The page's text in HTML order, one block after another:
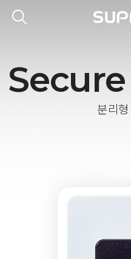
분리